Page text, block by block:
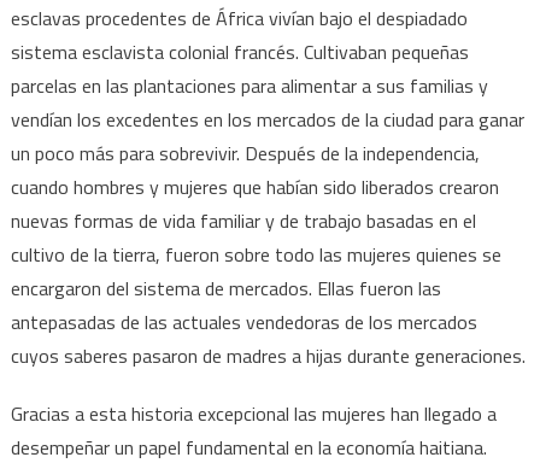
esclavas procedentes de África vivían bajo el despiadado
sistema esclavista colonial francés. Cultivaban pequeñas
parcelas en las plantaciones para alimentar a sus familias y
vendían los excedentes en los mercados de la ciudad para ganar
un poco más para sobrevivir. Después de la independencia,
cuando hombres y mujeres que habían sido liberados crearon
nuevas formas de vida familiar y de trabajo basadas en el
cultivo de la tierra, fueron sobre todo las mujeres quienes se
encargaron del sistema de mercados. Ellas fueron las
antepasadas de las actuales vendedoras de los mercados
cuyos saberes pasaron de madres a hijas durante generaciones.
Gracias a esta historia excepcional las mujeres han llegado a
desempeñar un papel fundamental en la economía haitiana.